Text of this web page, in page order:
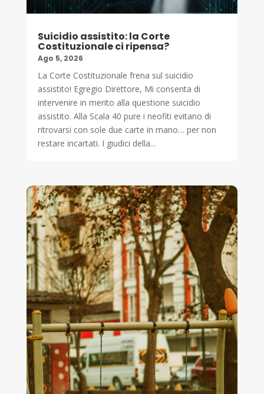
Suicidio assistito: la Corte
Costituzionale ci ripensa?
Ago 5, 2026
La Corte Costituzionale frena sul suicidio
assistito! Egregio Direttore, Mi consenta di
intervenire in merito alla questione suicidio
assistito. Alla Scala 40 pure i neofiti evitano di
ritrovarsi con sole due carte in mano… per non
restare incartati. I giudici della...